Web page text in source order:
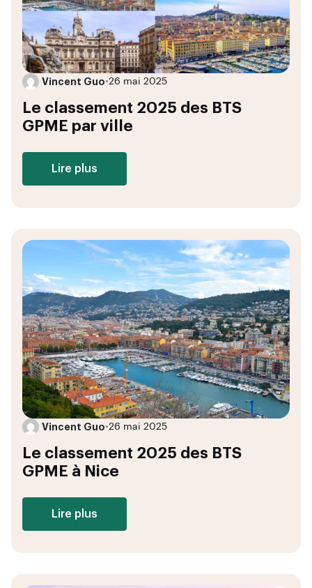
Vincent Guo•26 mai 2025
Le classement 2025 des BTS
GPME par ville
Lire plus
Vincent Guo•26 mai 2025
Le classement 2025 des BTS
GPME à Nice
Lire plus